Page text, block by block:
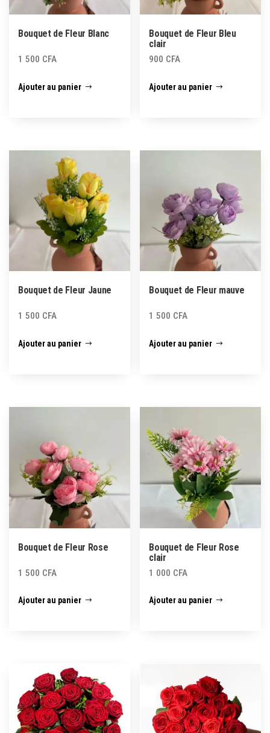
Bouquet de Fleur Blanc
1 500 CFA
Ajouter au panier
Bouquet de Fleur Bleu
clair
900 CFA
Ajouter au panier
Bouquet de Fleur Jaune
1 500 CFA
Ajouter au panier
Bouquet de Fleur mauve
1 500 CFA
Ajouter au panier
Bouquet de Fleur Rose
1 500 CFA
Ajouter au panier
Bouquet de Fleur Rose
clair
1 000 CFA
Ajouter au panier